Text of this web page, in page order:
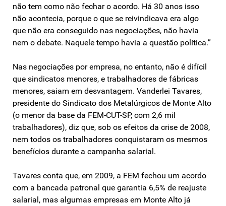
não tem como não fechar o acordo. Há 30 anos isso
não acontecia, porque o que se reivindicava era algo
que não era conseguido nas negociações, não havia
nem o debate. Naquele tempo havia a questão política.”
Nas negociações por empresa, no entanto, não é difícil
que sindicatos menores, e trabalhadores de fábricas
menores, saiam em desvantagem. Vanderlei Tavares,
presidente do Sindicato dos Metalúrgicos de Monte Alto
(o menor da base da FEM-CUT-SP, com 2,6 mil
trabalhadores), diz que, sob os efeitos da crise de 2008,
nem todos os trabalhadores conquistaram os mesmos
benefícios durante a campanha salarial.
Tavares conta que, em 2009, a FEM fechou um acordo
com a bancada patronal que garantia 6,5% de reajuste
salarial, mas algumas empresas em Monte Alto já